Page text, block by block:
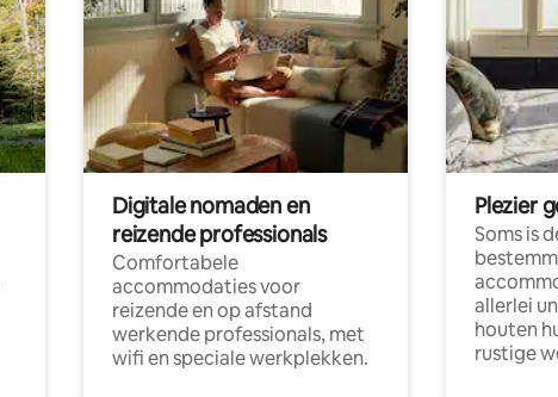
Digitale nomaden en
reizende professionals
Comfortabele
accommodaties voor
reizende en op afstand
werkende professionals, met
wifi en speciale werkplekken.
Plezier
Soms is
allerlei
houten
rustige